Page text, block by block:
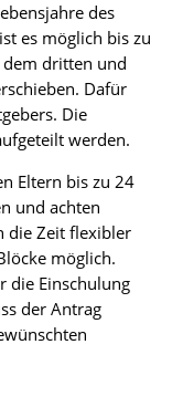
des
es möglich bis zu
dritten und
Dafür
Die
werden.
Eltern bis zu 24
und achten
die Zeit flexibler
möglich.
die Einschulung
der Antrag